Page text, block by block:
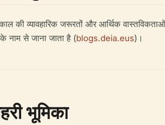
की व्यावहारिक जरूरतों और आर्थिक
के नाम से जाना जाता है (blogs.deia.eus)।
भूमिका